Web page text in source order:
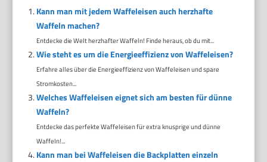
Kann man mit jedem Waffeleisen auch herzhafte
Waffeln machen?
Entdecke die Welt herzhafter Waffeln! Finde heraus, ob du mit...
Wie steht es um die Energieeffizienz von Waffeleisen?
Erfahre alles über die Energieeffizienz von Waffeleisen und spare
Stromkosten...
Welches Waffeleisen eignet sich am besten für dünne
Waffeln?
Entdecke das perfekte Waffeleisen für extra knusprige und dünne
Waffeln!...
Kann man bei Waffeleisen die Backplatten einzeln